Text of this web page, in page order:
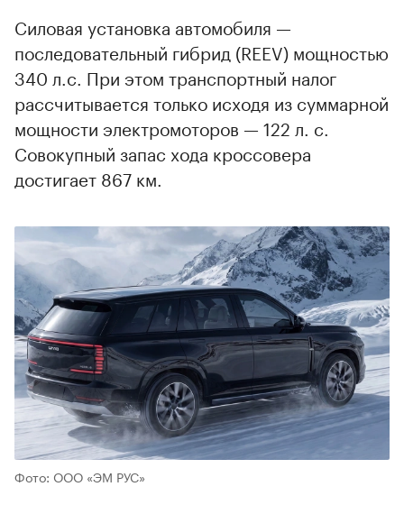
Силовая установка автомобиля —
последовательный гибрид (REEV) мощностью
340 л.с. При этом транспортный налог
рассчитывается только исходя из суммарной
мощности электромоторов — 122 л. с.
Совокупный запас хода кроссовера
достигает 867 км.
Фото: ООО «ЭМ РУС»